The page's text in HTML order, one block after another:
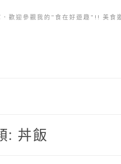
．歡迎參觀我的"食在好遊趣"!! 美
: 丼飯